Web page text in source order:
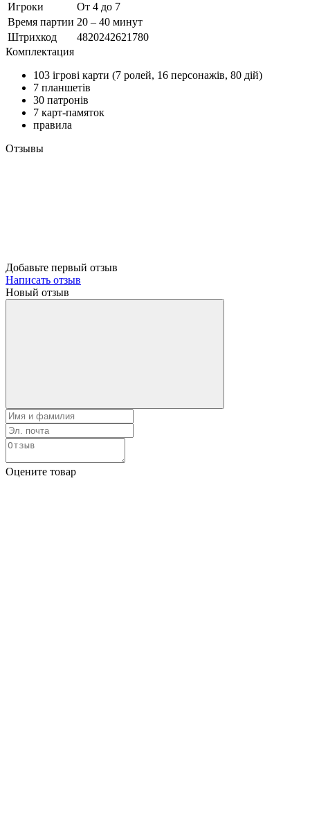
Игроки
От 4 до 7
Время партии 20 – 40 минут
Штрихкод
4820242621780
Комплектация
103 ігрові карти (7 ролей, 16 персонажів, 80 дій)
7 планшетів
30 патронів
7 карт-памяток
правила
Отзывы
Добавьте первый отзыв
Написать отзыв
Новый отзыв
Оцените товар